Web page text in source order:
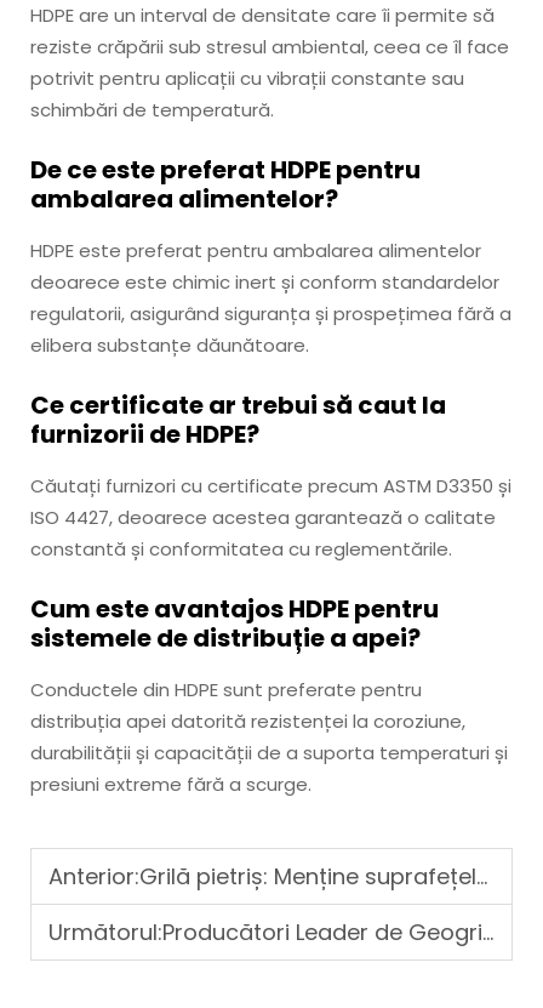
HDPE are un interval de densitate care îi permite să
reziste crăpării sub stresul ambiental, ceea ce îl face
potrivit pentru aplicații cu vibrații constante sau
schimbări de temperatură.
De ce este preferat HDPE pentru
ambalarea alimentelor?
HDPE este preferat pentru ambalarea alimentelor
deoarece este chimic inert și conform standardelor
regulatorii, asigurând siguranța și prospețimea fără a
elibera substanțe dăunătoare.
Ce certificate ar trebui să caut la
furnizorii de HDPE?
Căutați furnizori cu certificate precum ASTM D3350 și
ISO 4427, deoarece acestea garantează o calitate
constantă și conformitatea cu reglementările.
Cum este avantajos HDPE pentru
sistemele de distribuție a apei?
Conductele din HDPE sunt preferate pentru
distribuția apei datorită rezistenței la coroziune,
durabilității și capacității de a suporta temperaturi și
presiuni extreme fără a scurge.
Anterior:Grilă pietriș: Menține suprafețele de pietriș într-o formă perfectă
Următorul:Producători Leader de Geogrid: Inovație și Fiabilitate